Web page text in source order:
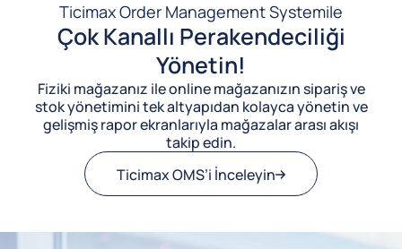
Ticimax Order Management Systemile
Çok Kanallı Perakendeciliği
Yönetin!
Fiziki mağazanız ile online mağazanızın sipariş ve
stok yönetimini tek altyapıdan kolayca yönetin ve
gelişmiş rapor ekranlarıyla mağazalar arası akışı
takip edin.
Ticimax OMS’i İnceleyin